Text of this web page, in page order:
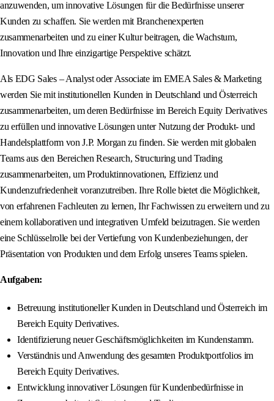
anzuwenden, um innovative Lösungen für die Bedürfnisse unserer
Kunden zu schaffen. Sie werden mit Branchenexperten
zusammenarbeiten und zu einer Kultur beitragen, die Wachstum,
Innovation und Ihre einzigartige Perspektive schätzt.
Als EDG Sales – Analyst oder Associate im EMEA Sales & Marketing
werden Sie mit institutionellen Kunden in Deutschland und Österreich
zusammenarbeiten, um deren Bedürfnisse im Bereich Equity Derivatives
zu erfüllen und innovative Lösungen unter Nutzung der Produkt- und
Handelsplattform von J.P. Morgan zu finden. Sie werden mit globalen
Teams aus den Bereichen Research, Structuring und Trading
zusammenarbeiten, um Produktinnovationen, Effizienz und
Kundenzufriedenheit voranzutreiben. Ihre Rolle bietet die Möglichkeit,
von erfahrenen Fachleuten zu lernen, Ihr Fachwissen zu erweitern und zu
einem kollaborativen und integrativen Umfeld beizutragen. Sie werden
eine Schlüsselrolle bei der Vertiefung von Kundenbeziehungen, der
Präsentation von Produkten und dem Erfolg unseres Teams spielen.
Aufgaben:
Betreuung institutioneller Kunden in Deutschland und Österreich im
Bereich Equity Derivatives.
Identifizierung neuer Geschäftsmöglichkeiten im Kundenstamm.
Verständnis und Anwendung des gesamten Produktportfolios im
Bereich Equity Derivatives.
Entwicklung innovativer Lösungen für Kundenbedürfnisse in